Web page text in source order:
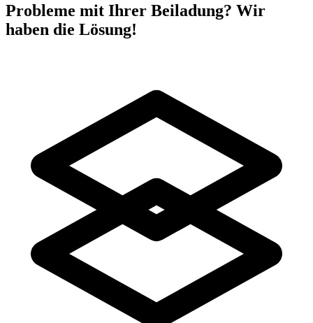
Probleme mit Ihrer Beiladung? Wir
haben die Lösung!